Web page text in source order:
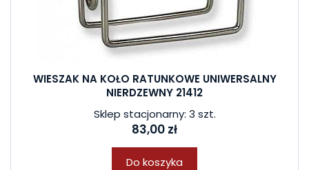
WIESZAK NA KOŁO RATUNKOWE UNIWERSALNY
NIERDZEWNY 21412
Sklep stacjonarny: 3 szt.
83,00 zł
Do koszyka